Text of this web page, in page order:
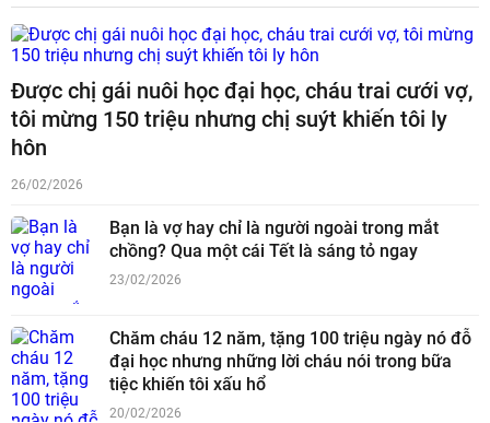
Được chị gái nuôi học đại học, cháu trai cưới vợ,
tôi mừng 150 triệu nhưng chị suýt khiến tôi ly
hôn
26/02/2026
Bạn là vợ hay chỉ là người ngoài trong mắt
chồng? Qua một cái Tết là sáng tỏ ngay
23/02/2026
Chăm cháu 12 năm, tặng 100 triệu ngày nó đỗ
đại học nhưng những lời cháu nói trong bữa
tiệc khiến tôi xấu hổ
20/02/2026